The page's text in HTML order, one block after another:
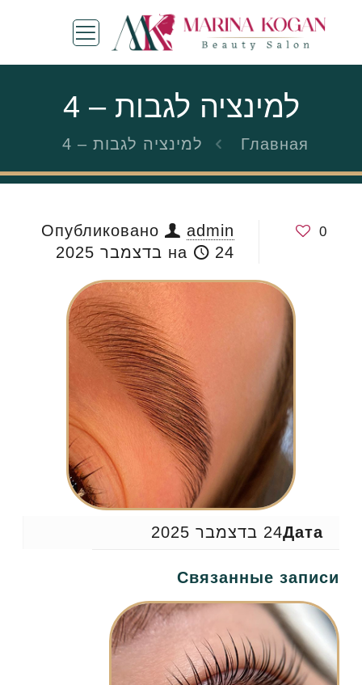
למינציה לגבות – 4
Главная למינציה לגבות – 4
0
Опубликовано
admin
на
24 בדצמבר 2025
Дата24 בדצמבר 2025
Связанные записи